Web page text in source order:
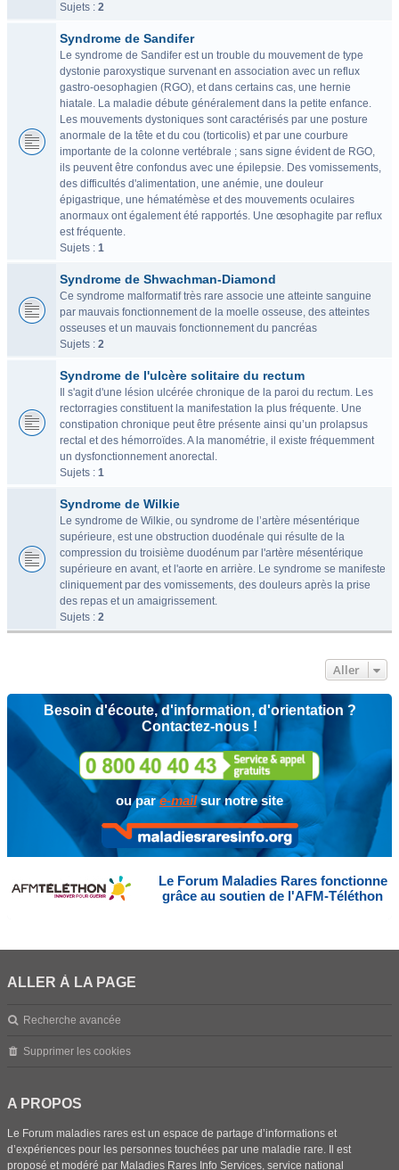
Sujets : 2
Syndrome de Sandifer
Le syndrome de Sandifer est un trouble du mouvement de type
dystonie paroxystique survenant en association avec un reflux
gastro-oesophagien (RGO), et dans certains cas, une hernie
hiatale. La maladie débute généralement dans la petite enfance.
Les mouvements dystoniques sont caractérisés par une posture
anormale de la tête et du cou (torticolis) et par une courbure
importante de la colonne vertébrale ; sans signe évident de RGO,
ils peuvent être confondus avec une épilepsie. Des vomissements,
des difficultés d'alimentation, une anémie, une douleur
épigastrique, une hématémèse et des mouvements oculaires
anormaux ont également été rapportés. Une œsophagite par reflux
est fréquente.
Sujets : 1
Syndrome de Shwachman-Diamond
Ce syndrome malformatif très rare associe une atteinte sanguine
par mauvais fonctionnement de la moelle osseuse, des atteintes
osseuses et un mauvais fonctionnement du pancréas
Sujets : 2
Syndrome de l'ulcère solitaire du rectum
Il s'agit d'une lésion ulcérée chronique de la paroi du rectum. Les
rectorragies constituent la manifestation la plus fréquente. Une
constipation chronique peut être présente ainsi qu’un prolapsus
rectal et des hémorroïdes. A la manométrie, il existe fréquemment
un dysfonctionnement anorectal.
Sujets : 1
Syndrome de Wilkie
Le syndrome de Wilkie, ou syndrome de l’artère mésentérique
supérieure, est une obstruction duodénale qui résulte de la
compression du troisième duodénum par l'artère mésentérique
supérieure en avant, et l'aorte en arrière. Le syndrome se manifeste
cliniquement par des vomissements, des douleurs après la prise
des repas et un amaigrissement.
Sujets : 2
Aller
Besoin d'écoute, d'information, d'orientation ?
Contactez-nous !
ou pare-mailsur notre site
Le Forum Maladies Rares fonctionne
grâce au soutien de l'AFM-Téléthon
ALLER À LA PAGE
Recherche avancée
Supprimer les cookies
A PROPOS
Le Forum maladies rares est un espace de partage d’informations et
d’expériences pour les personnes touchées par une maladie rare. Il est
proposé et modéré par Maladies Rares Info Services, service national